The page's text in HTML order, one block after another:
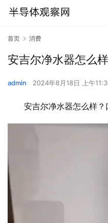
首页 消费
安吉尔净水器怎么
admin 2024年8月18日 上午
安吉尔净水器怎么样